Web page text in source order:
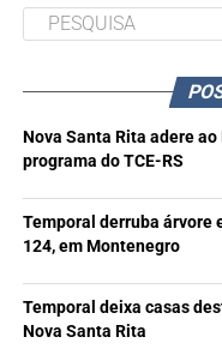
Nova Santa Rita adere
programa do TCE-RS
Temporal derruba árvore
124, em Montenegro
Temporal deixa casas
Nova Santa Rita